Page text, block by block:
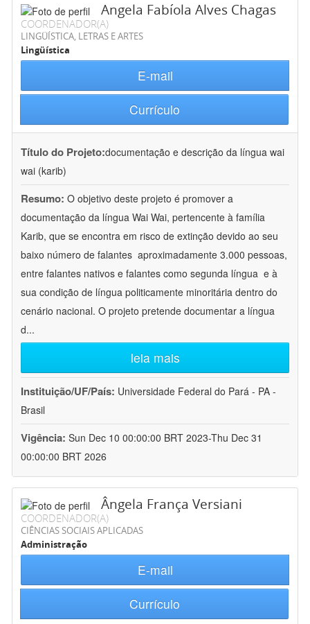
Angela Fabíola Alves Chagas
COORDENADOR(A)
LINGÜÍSTICA, LETRAS E ARTES
Lingüística
E-mail
Currículo
Título do Projeto:documentação e descrição da língua wai
wai (karib)
Resumo: O objetivo deste projeto é promover a
documentação da língua Wai Wai, pertencente à família
Karib, que se encontra em risco de extinção devido ao seu
baixo número de falantes  aproximadamente 3.000 pessoas,
entre falantes nativos e falantes como segunda língua  e à
sua condição de língua politicamente minoritária dentro do
cenário nacional. O projeto pretende documentar a língua
d...
leia mais
Instituição/UF/País: Universidade Federal do Pará - PA -
Brasil
Vigência: Sun Dec 10 00:00:00 BRT 2023-Thu Dec 31
00:00:00 BRT 2026
Ângela França Versiani
COORDENADOR(A)
CIÊNCIAS SOCIAIS APLICADAS
Administração
E-mail
Currículo